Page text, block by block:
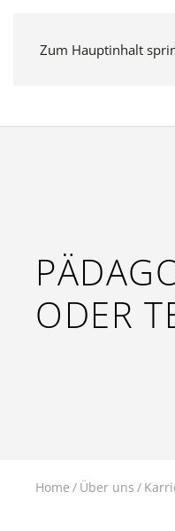
Zum Hauptinhalt
ODER
Home Über uns